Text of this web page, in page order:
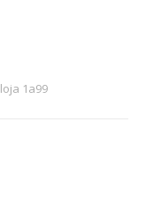
loja 1a99